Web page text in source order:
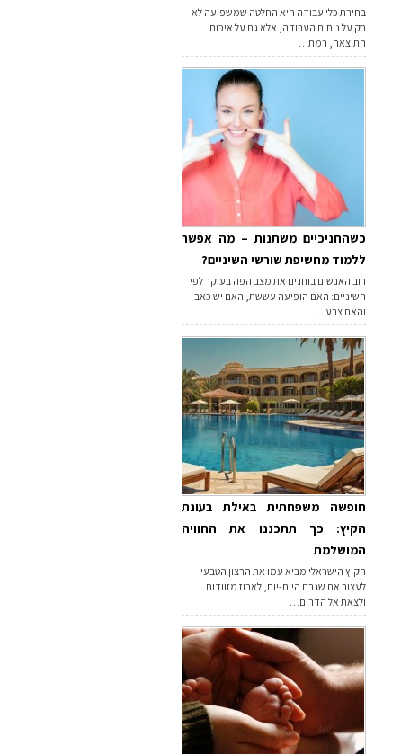
בחירת כלי עבודה היא החלטה שמשפיעה לא
רק על נוחות העבודה, אלא גם על איכות
התוצאה, רמת…
כשהחניכיים משתנות – מה אפשר
ללמוד מחשיפת שורשי השיניים?
רוב האנשים בוחנים את מצב הפה בעיקר לפי
השיניים: האם הופיעה עששת, האם יש כאב
והאם צבע…
חופשה משפחתית באילת בעונת
הקיץ: כך תתכננו את החוויה
המושלמת
הקיץ הישראלי מביא עמו את הרצון הטבעי
לעצור את שגרת היום-יום, לארוז מזוודות
ולצאת אל הדרום…